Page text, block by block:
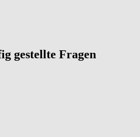
gestellte Fragen